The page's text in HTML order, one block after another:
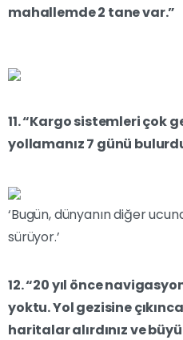
mahallemde 2 tane var.”
11. “Kargo sistemleri çok
yollamanız 7 günü
‘Bugün, dünyanın diğer
sürüyor.’
12. “20 yıl önce
yoktu. Yol gezisine
haritalar alırdınız ve